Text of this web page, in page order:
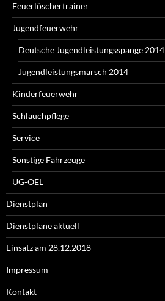
Feuerlöschertrainer
Jugendfeuerwehr
Deutsche Jugendleistungsspange 2014
Jugendleistungsmarsch 2014
Kinderfeuerwehr
Schlauchpflege
Service
Sonstige Fahrzeuge
UG-ÖEL
Dienstplan
Dienstpläne aktuell
Einsatz am 28.12.2018
Impressum
Kontakt